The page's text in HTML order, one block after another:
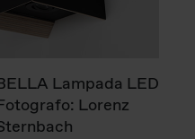
Lampada LED
Lorenz